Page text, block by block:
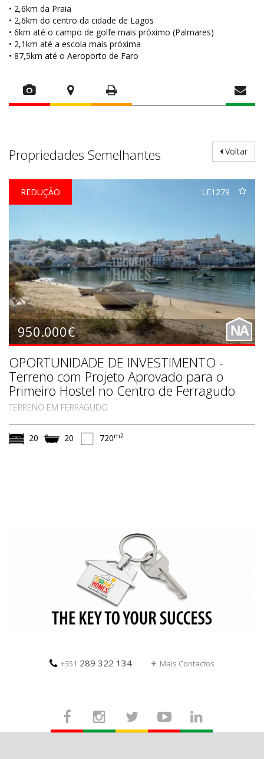
• 2,6km da Praia
• 2,6km do centro da cidade de Lagos
• 6km até o campo de golfe mais próximo (Palmares)
• 2,1km até a escola mais próxima
• 87,5km até o Aeroporto de Faro
Voltar
Propriedades Semelhantes
LE1279
950.000€
REDUÇÃO
NA
OPORTUNIDADE DE INVESTIMENTO -
Terreno com Projeto Aprovado para o
Primeiro Hostel no Centro de Ferragudo
TERRENO EM FERRAGUDO
20 20 720m2
+351 289 322 134 Mais Contactos